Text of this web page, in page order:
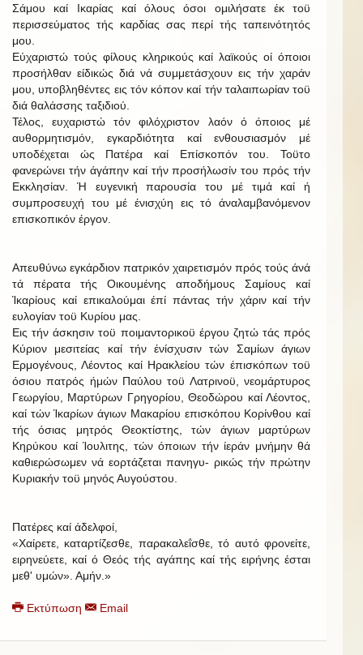
Σάμου καί Ικαρίας καί όλους όσοι ομιλήσατε έκ τοϋ
περισσεύματος τής καρδίας σας περί τής ταπεινότητός
μου.
Εύχαριστώ τούς φίλους κληρικούς καί λαϊκούς οί όποιοι
προσήλθαν είδικώς διά νά συμμετάσχουν εις τήν χαράν
μου, υποβληθέντες εις τόν κόπον καί τήν ταλαιπωρίαν τοϋ
διά θαλάσσης ταξιδιού.
Τέλος, ευχαριστώ τόν φιλόχριστον λαόν ό όποιος μέ
αυθορμητισμόν, εγκαρδιότητα καί ενθουσιασμόν μέ
υποδέχεται ώς Πατέρα καί Επίσκοπόν του. Τοϋτο
φανερώνει τήν άγάπην καί τήν προσήλωσίν του πρός τήν
Εκκλησίαν. Ή ευγενική παρουσία του μέ τιμά καί ή
συμπροσευχή του μέ ένισχύη εις τό άναλαμβανόμενον
επισκοπικόν έργον.
Απευθύνω εγκάρδιον πατρικόν χαιρετισμόν πρός τούς άνά
τά πέρατα τής Οικουμένης αποδήμους Σαμίους καί
Ίκαρίους καί επικαλούμαι έπί πάντας τήν χάριν καί τήν
ευλογίαν τοϋ Κυρίου μας.
Εις τήν άσκησιν τοϋ ποιμαντορικοϋ έργου ζητώ τάς πρός
Κύριον μεσιτείας καί τήν ένίσχυσιν τών Σαμίων άγιων
Ερμογένους, Λέοντος καί Ηρακλείου τών έπισκόπων τοϋ
όσιου πατρός ήμών Παύλου τοϋ Λατρινοϋ, νεομάρτυρος
Γεωργίου, Μαρτύρων Γρηγορίου, Θεοδώρου καί Λέοντος,
καί τών Ίκαρίων άγιων Μακαρίου επισκόπου Κορίνθου καί
τής όσιας μητρός Θεοκτίστης, τών άγιων μαρτύρων
Κηρύκου καί Ίουλιτης, τών όποιων τήν ίεράν μνήμην θά
καθιερώσωμεν νά εορτάζεται πανηγυ- ρικώς τήν πρώτην
Κυριακήν τοϋ μηνός Αυγούστου.
Πατέρες καί άδελφοί,
«Χαίρετε, καταρτίζεσθε, παρακαλεΐσθε, τό αυτό φρονείτε,
ειρηνεύετε, καί ό Θεός τής αγάπης καί τής ειρήνης έσται
μεθ' υμών». Αμήν.»
Εκτύπωση Email